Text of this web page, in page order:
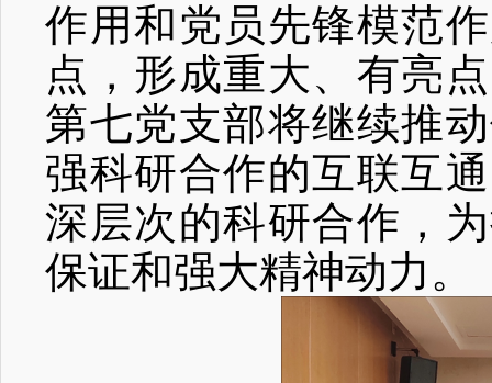
作用和党员先锋模范
点， 形成重大、有亮
第七党支部将继续推
强科研合作的互联互
深层次的科研合作 ，
保证和强大精神动力。